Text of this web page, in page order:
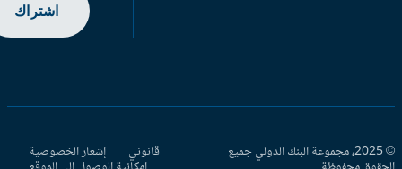
اشتراك
© 2025، مجموعة البنك الدولي جميع قانوني إشعار الخصوصية